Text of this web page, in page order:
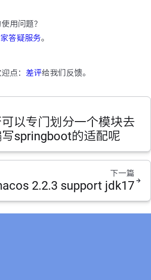
用问题？
答疑服务。
点： 差评给我们反馈。
以专门划分一个模块去
springboot的适配呢
下一篇
2.2.3 support jdk17